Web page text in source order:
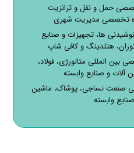
حمل و نقل و ترانزیت
تخصصی مدیریت شهری
ها، تجهیزات و صنایع
هتلدینگ و کافی شاپ
المللی متالورژی، فولاد،
آلات و صنایع وابسته
صنعت نساجی، پوشاک، ماشین
وابسته